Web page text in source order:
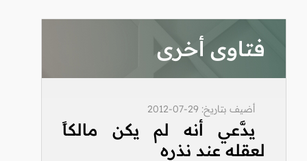
فتاوى أخرى
أضيف بتاريخ: 29-07-2012
يدَّعي أنه لم يكن مالكاً
لعقله عند نذره